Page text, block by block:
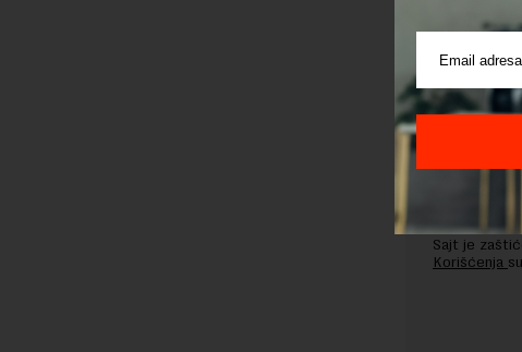
Pre slanja
Sajt je
Korišćenja